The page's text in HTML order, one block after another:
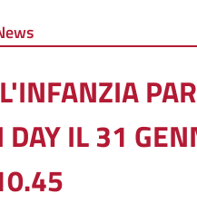
DAY IL 31